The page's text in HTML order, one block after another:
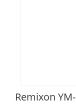
Remixon